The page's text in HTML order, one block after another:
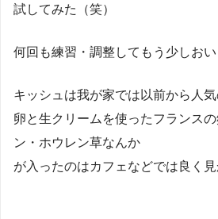
試してみた（笑）
何回も練習・調整してもう少しおい
キッシュは我が家では以前から人気
卵と生クリームを使ったフランス
ン・ホウレン草なんか
が入ったのはカフェなどでは良く見